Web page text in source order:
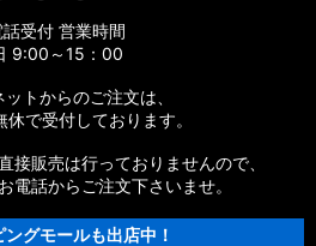
話受付 営業時間
9:00～15：00
トからのご注文は、
で受付しております。
接販売は行っておりませんので、
電話からご注文下さいませ。
グモールも出店中！